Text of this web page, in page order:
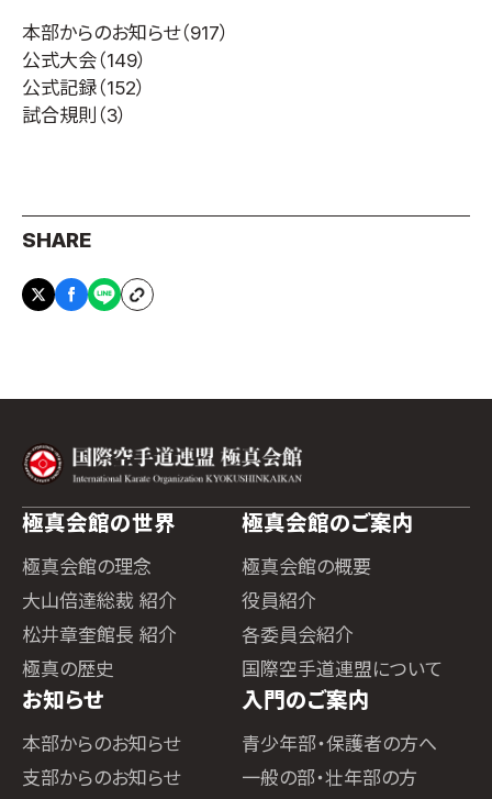
本部からのお知らせ（917）
公式大会（149）
公式記録（152）
試合規則 （3）
SHARE
極真会館の世界
極真会館の理念
大山倍達総裁 紹介
松井章奎館長 紹介
極真の歴史
極真会館のご案内
極真会館の概要
役員紹介
各委員会紹介
国際空手道連盟について
お知らせ
本部からのお知らせ
支部からのお知らせ
入門のご案内
青少年部・保護者の方へ
一般の部・壮年部の方